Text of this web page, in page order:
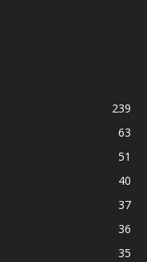
239
63
51
40
37
36
35